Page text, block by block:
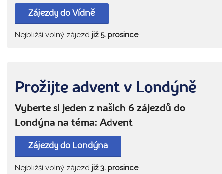
Zájezdy do Vídně
Nejbližší volný zájezd již 5. prosince
Prožijte advent v Londýně
Vyberte si jeden z našich 6 zájezdů do
Londýna na téma: Advent
Zájezdy do Londýna
Nejbližší volný zájezd již 3. prosince